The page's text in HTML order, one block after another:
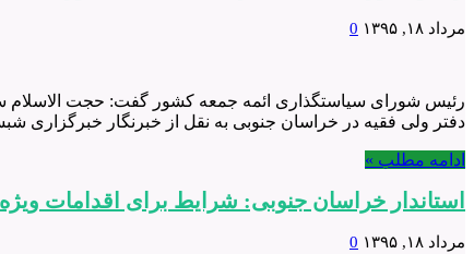
مرداد ۱۸, ۱۳۹۵ 0
رئیس شورای سیاستگذاری ائمه جمعه کشور گفت: حجت الاسلام
دفتر ولی فقیه در خراسان جنوبی به نقل از خبرنگار خبرگزاری شبستان از بیرجند،
ادامه مطلب »
استاندار خراسان جنوبی: شرایط برای اقدامات
مرداد ۱۸, ۱۳۹۵ 0